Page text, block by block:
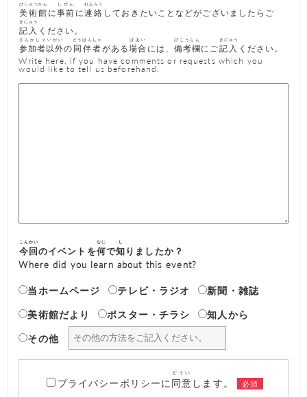
美術館
びじゅつかん
に事前
じぜん
に連絡
れんらく
しておきたいことなどがございましたらご
記入
きにゅう
ください。
参加者以外
さんかしゃいがい
の同伴者
どうはんしゃ
がある場合
ばあい
には、 備考欄
びこうらん
にご記入
きにゅう
ください。
Write here, if you have comments or requests which you
would like to tell us beforehand.
今回
こんかい
のイベントを何
なに
で知
し
りましたか？
Where did you learn about this event?
当ホームページ テレビ・ラジオ
新聞・雑誌
美術館だより
ポスター・チラシ
知人から
その他
プライバシーポリシーに同意
どうい
します。